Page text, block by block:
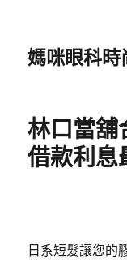
媽咪眼科時
林口當舖
借款利息
日系短髮讓您的